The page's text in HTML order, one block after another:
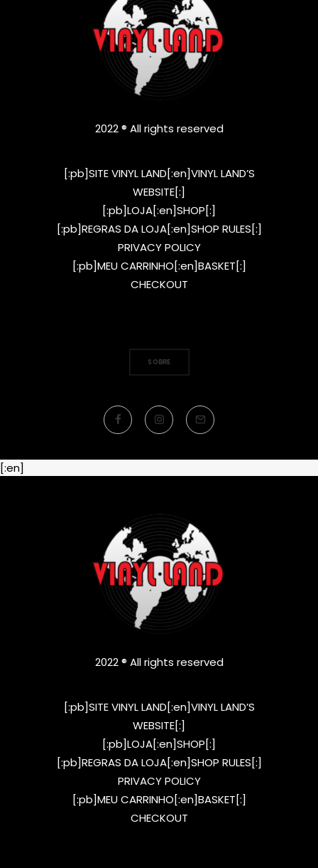
2022 ® All rights reserved
[:pb]SITE VINYL LAND[:en]VINYL LAND’S
WEBSITE[:]
[:pb]LOJA[:en]SHOP[:]
[:pb]REGRAS DA LOJA[:en]SHOP RULES[:]
PRIVACY POLICY
[:pb]MEU CARRINHO[:en]BASKET[:]
CHECKOUT
SOBRE
[:en]
2022 ® All rights reserved
[:pb]SITE VINYL LAND[:en]VINYL LAND’S
WEBSITE[:]
[:pb]LOJA[:en]SHOP[:]
[:pb]REGRAS DA LOJA[:en]SHOP RULES[:]
PRIVACY POLICY
[:pb]MEU CARRINHO[:en]BASKET[:]
CHECKOUT